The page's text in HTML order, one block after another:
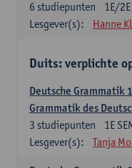
1E/2E
6 studiepunten
Lesgever(s):
Hanne
Duits: verplichte
Deutsche Grammatik
Grammatik des
1E
3 studiepunten
Lesgever(s):
Tanja